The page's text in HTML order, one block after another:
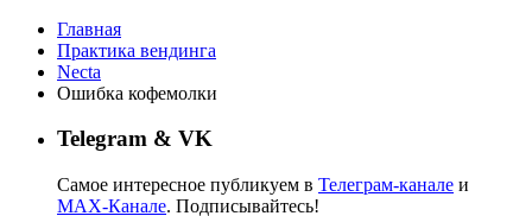
Главная
Практика вендинга
Necta
Ошибка кофемолки
Telegram & VK
Самое интересное публикуем в Телеграм-канале и
MAX-Канале. Подписывайтесь!